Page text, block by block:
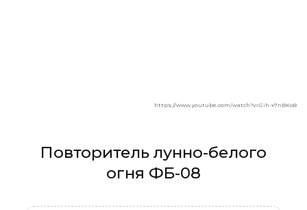
https://www.youtube.com/watch?v=Gih-x7nBKo8
Повторитель лунно-белого
огня ФБ-08